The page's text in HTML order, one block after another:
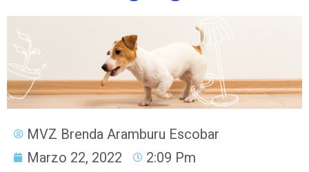
MVZ Brenda Aramburu Escobar
Marzo 22, 2022
2:09 Pm